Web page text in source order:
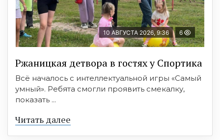
10 АВГУСТА 2026, 9:36 6
Ржаницкая детвора в гостях у Спортика
Всё началось с интеллектуальной игры «Самый
умный». Ребята смогли проявить смекалку,
показать ...
Читать далее